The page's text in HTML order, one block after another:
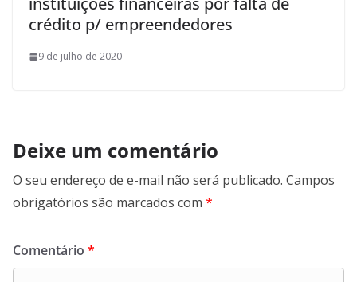
crédito p/ empreendedores
9 de julho de 2020
Deixe um comentário
O seu endereço de e-mail não será publicado. Campos
obrigatórios são marcados com *
Comentário *